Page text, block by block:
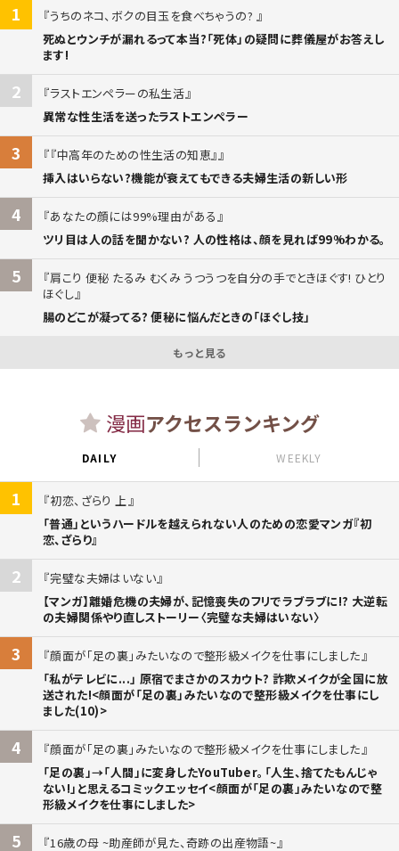
1
うちのネコ、ボクの目玉を食べちゃうの?
死ぬとウンチが漏れるって本当?「死体」の疑問に葬儀屋がお答えし
ます!
2
ラストエンペラーの私生活
異常な性生活を送ったラストエンペラー
3
『中高年のための性生活の知恵』
挿入はいらない?機能が衰えてもできる夫婦生活の新しい形
4
あなたの顔には99%理由がある
ツリ目は人の話を聞かない? 人の性格は、顔を見れば99%わかる。
5
肩こり 便秘 たるみ むくみ うつうつを自分の手でときほぐす! ひとり
ほぐし
腸のどこが凝ってる? 便秘に悩んだときの「ほぐし技」
もっと見る
漫画アクセスランキング
DAILY WEEKLY
1
初恋、ざらり 上
「普通」というハードルを越えられない人のための恋愛マンガ『初
恋、ざらり』
2
完璧な夫婦はいない
【マンガ】離婚危機の夫婦が、記憶喪失のフリでラブラブに!? 大逆転
の夫婦関係やり直しストーリー〈完璧な夫婦はいない〉
3
顔面が「足の裏」みたいなので整形級メイクを仕事にしました
「私がテレビに...」 原宿でまさかのスカウト? 詐欺メイクが全国に放
送された!<顔面が「足の裏」みたいなので整形級メイクを仕事にし
ました(10)>
4
顔面が「足の裏」みたいなので整形級メイクを仕事にしました
「足の裏」→「人間」に変身したYouTuber。「人生、捨てたもんじゃ
ない!」と思えるコミックエッセイ<顔面が「足の裏」みたいなので整
形級メイクを仕事にしました>
5
16歳の母 ~助産師が見た、奇跡の出産物語~